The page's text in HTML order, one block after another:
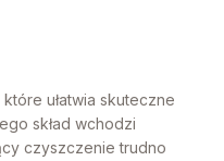
ułatwia skuteczne
skład wchodzi
czyszczenie trudno